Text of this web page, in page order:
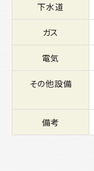
下水道
ガス
電気
その他設備
備考